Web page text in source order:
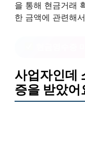
을 통해 현금거래
한 금액에 관련해
사업자인데
증을 받았